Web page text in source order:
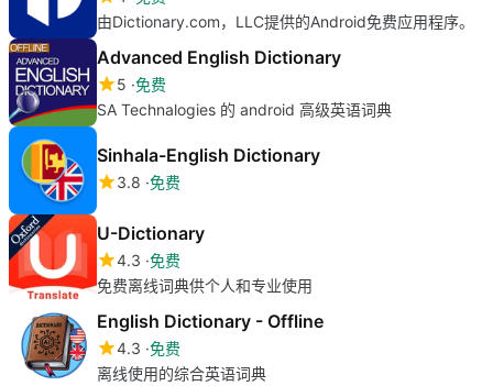
由Dictionary.com，LLC提供的Android免费应用程序。
Advanced English Dictionary
5 免费
SA Technalogies 的 android 高级英语词典
Sinhala-English Dictionary
3.8 免费
U-Dictionary
4.3 免费
免费离线词典供个人和专业使用
English Dictionary - Offline
4.3 免费
离线使用的综合英语词典